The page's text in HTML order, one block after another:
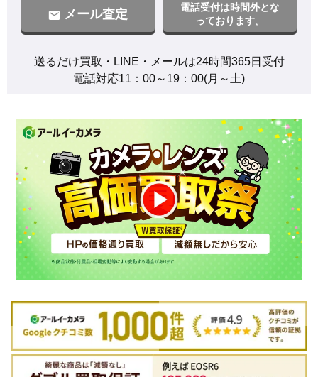
メール査定
電話受付は時間外とな
っております。
送るだけ買取・LINE・メールは24時間365日受付
電話対応11：00～19：00(月～土)